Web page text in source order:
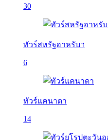
30
ทัวร์สหรัฐอาหรับฯ
6
ทัวร์แคนาดา
14